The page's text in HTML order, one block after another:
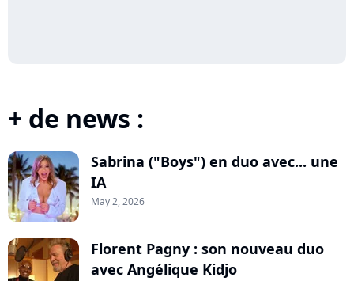
+ de news :
Sabrina ("Boys") en duo avec... une
IA
May 2, 2026
Florent Pagny : son nouveau duo
avec Angélique Kidjo